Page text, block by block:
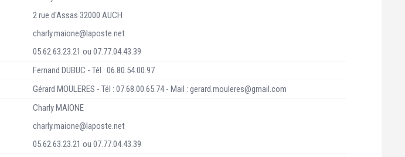
2 rue d'Assas 32000 AUCH
charly.maione@laposte.net
05.62.63.23.21 ou 07.77.04.43.39
Fernand DUBUC - Tél : 06.80.54.00.97
Gérard MOULERES - Tél : 07.68.00.65.74 - Mail : gerard.mouleres@gmail.com
Charly MAIONE
charly.maione@laposte.net
05.62.63.23.21 ou 07.77.04.43.39